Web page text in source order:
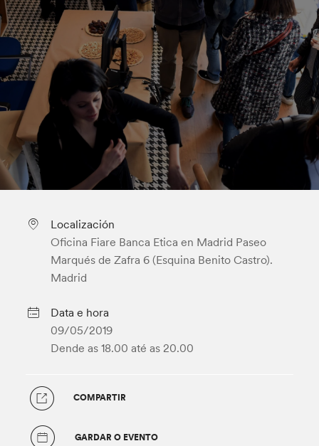
Localización
Oficina Fiare Banca Etica en Madrid Paseo
Marqués de Zafra 6 (Esquina Benito Castro).
Madrid
Data e hora
09/05/2019
Dende as 18.00 até as 20.00
COMPARTIR
GARDAR O EVENTO